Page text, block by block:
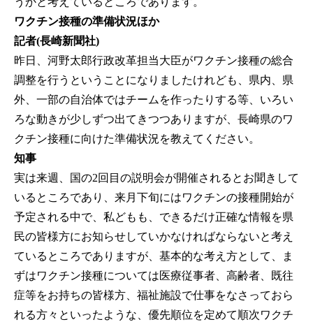
ワクチン接種の準備状況ほか
記者(長崎新聞社)
昨日、河野太郎行政改革担当大臣がワクチン接種の総合
調整を行うということになりましたけれども、県内、県
外、一部の自治体ではチームを作ったりする等、いろい
ろな動きが少しずつ出てきつつありますが、長崎県のワ
クチン接種に向けた準備状況を教えてください。
知事
実は来週、国の2回目の説明会が開催されるとお聞きして
いるところであり、来月下旬にはワクチンの接種開始が
予定される中で、私どもも、できるだけ正確な情報を県
民の皆様方にお知らせしていかなければならないと考え
ているところでありますが、基本的な考え方として、ま
ずはワクチン接種については医療従事者、高齢者、既往
症等をお持ちの皆様方、福祉施設で仕事をなさっておら
れる方々といったような、優先順位を定めて順次ワクチ